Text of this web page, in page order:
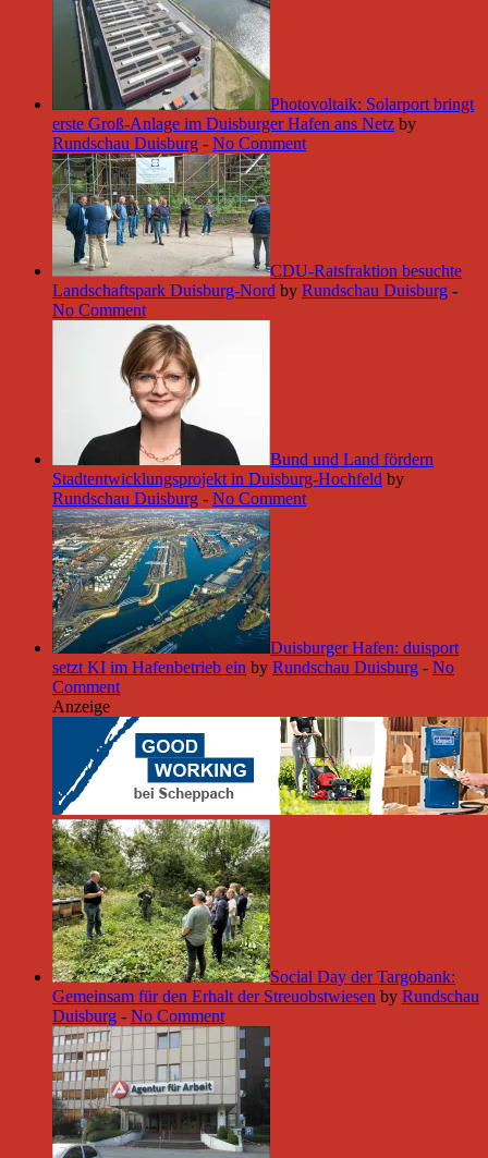
Photovoltaik: Solarport bringt
erste Groß-Anlage im Duisburger Hafen ans Netz by
Rundschau Duisburg - No Comment
CDU-Ratsfraktion besuchte
Landschaftspark Duisburg-Nord by Rundschau Duisburg -
No Comment
Bund und Land fördern
Stadtentwicklungsprojekt in Duisburg-Hochfeld by
Rundschau Duisburg - No Comment
Duisburger Hafen: duisport
setzt KI im Hafenbetrieb ein by Rundschau Duisburg - No
Comment
Anzeige
Social Day der Targobank:
Gemeinsam für den Erhalt der Streuobstwiesen by Rundschau
Duisburg - No Comment